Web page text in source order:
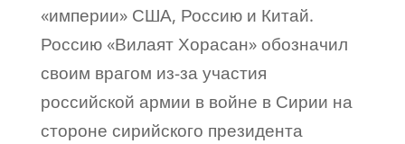
«империи» США, Россию и Китай.
Россию «Вилаят Хорасан» обозначил
своим врагом из-за участия
российской армии в войне в Сирии на
стороне сирийского президента